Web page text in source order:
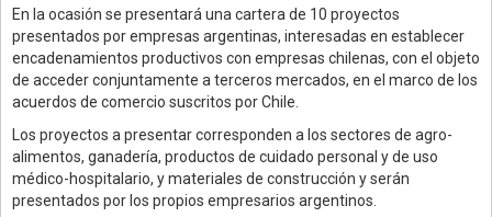
En la ocasión se presentará una cartera de 10 proyectos
presentados por empresas argentinas, interesadas en establecer
encadenamientos productivos con empresas chilenas, con el objeto
de acceder conjuntamente a terceros mercados, en el marco de los
acuerdos de comercio suscritos por Chile.
Los proyectos a presentar corresponden a los sectores de agro-
alimentos, ganadería, productos de cuidado personal y de uso
médico-hospitalario, y materiales de construcción y serán
presentados por los propios empresarios argentinos.